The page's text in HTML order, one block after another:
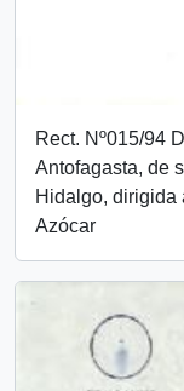
Rect. Nº015/94
Antofagasta, de
Hidalgo, dirigida
Azócar